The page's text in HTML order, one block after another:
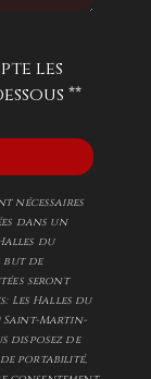
les
**
nécessaires
dans un
du
but de
seront
Les Halles du
Saint-Martin-
disposez de
portabilité,